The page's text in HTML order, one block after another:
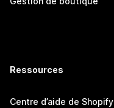
Ressources
Centre d’aide de Shopify